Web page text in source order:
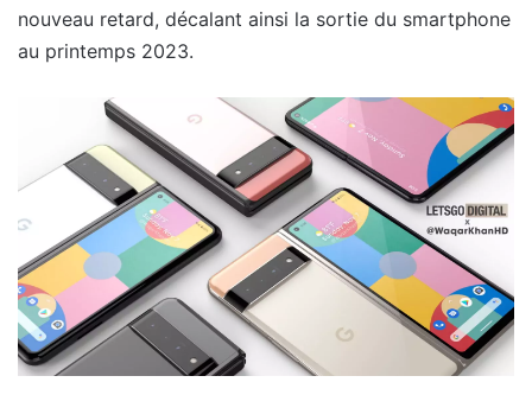
nouveau retard, décalant ainsi la sortie du smartphone
au printemps 2023.